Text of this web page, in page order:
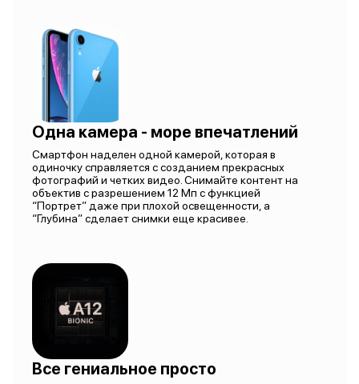
Одна камера - море впечатлений
Смартфон наделен одной камерой, которая в
одиночку справляется с созданием прекрасных
фотографий и четких видео. Снимайте контент на
объектив с разрешением 12 Мп с функцией
“Портрет” даже при плохой освещенности, а
“Глубина” сделает снимки еще красивее.
Все гениальное просто